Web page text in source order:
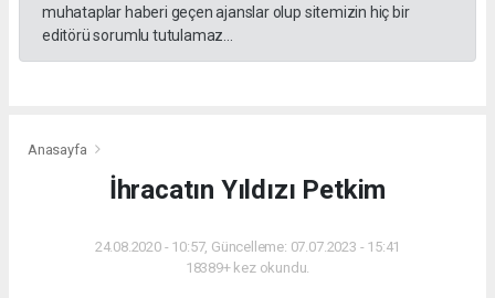
muhataplar haberi geçen ajanslar olup sitemizin hiç bir
editörü sorumlu tutulamaz...
Anasayfa
İhracatın Yıldızı Petkim
24.08.2020 - 10:57, Güncelleme: 07.07.2023 - 15:41
18389+ kez okundu.